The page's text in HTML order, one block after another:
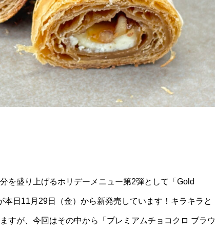
を盛り上げるホリデーメニュー第2弾として「Gold
日11月29日（金）から新発売しています！キラキラと
すが、今回はその中から「プレミアムチョコクロ ブラウ